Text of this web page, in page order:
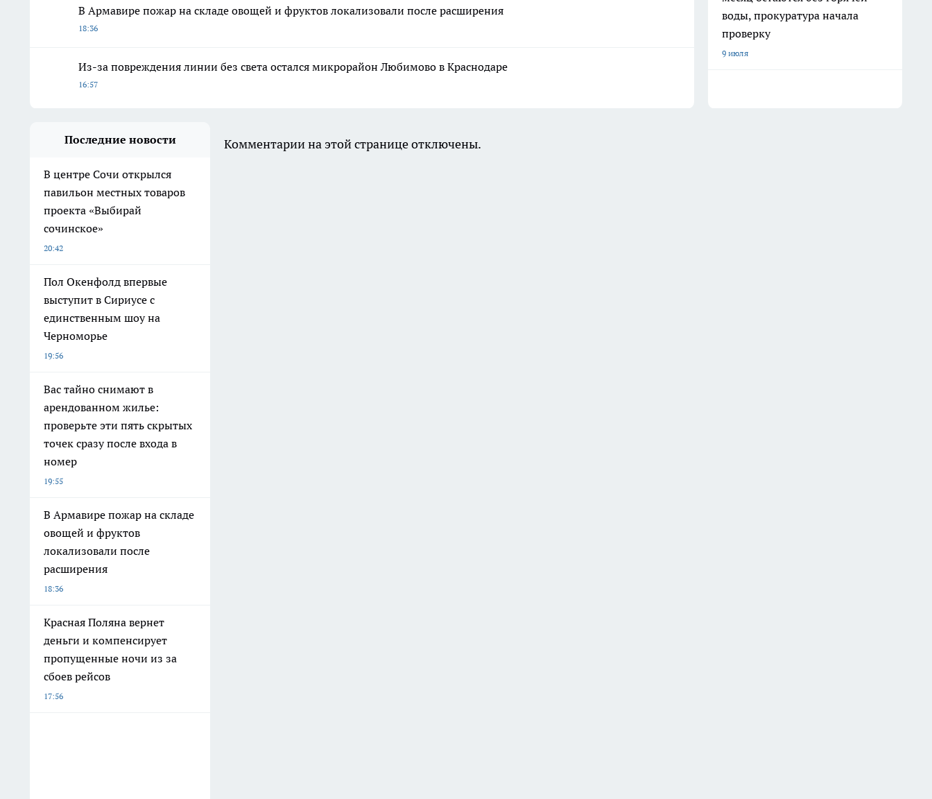
В Армавире пожар на складе овощей и фруктов локализовали после расширения
18:36
Из-за повреждения линии без света остался микрорайон Любимово в Краснодаре
16:57
воды, прокуратура начала
проверку
9 июля
Последние новости
В центре Сочи открылся
павильон местных товаров
проекта «Выбирай
сочинское»
20:42
Пол Окенфолд впервые
выступит в Сириусе с
единственным шоу на
Черноморье
19:56
Вас тайно снимают в
арендованном жилье:
проверьте эти пять скрытых
точек сразу после входа в
номер
19:55
В Армавире пожар на складе
овощей и фруктов
локализовали после
расширения
18:36
Красная Поляна вернет
деньги и компенсирует
пропущенные ночи из за
сбоев рейсов
17:56
Комментарии на этой странице отключены.